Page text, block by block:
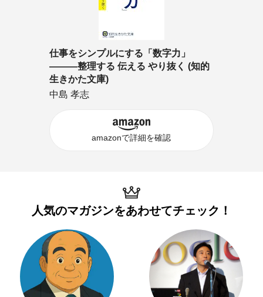
仕事をシンプルにする「数字力」
―――整理する 伝える やり抜く (知的
生きかた文庫)
中島 孝志
amazonで詳細を確認
人気のマガジンをあわせてチェック！